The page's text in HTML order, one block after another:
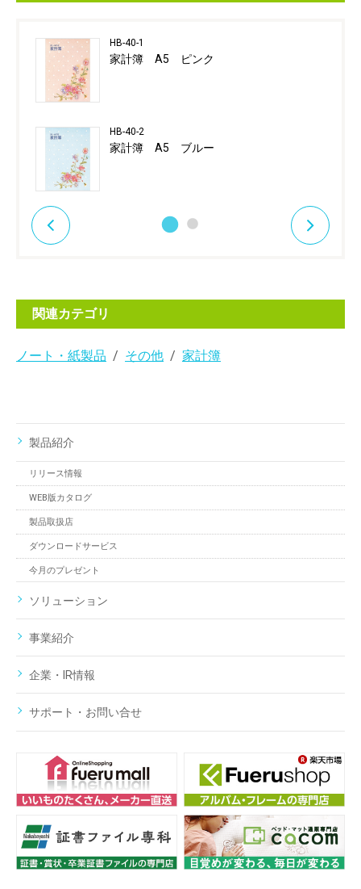
HB-40-1
家計簿 A5 ピンク
HB-40-2
家計簿 A5 ブルー
関連カテゴリ
ノート・紙製品 その他 家計簿
製品紹介
リリース情報
WEB版カタログ
製品取扱店
ダウンロードサービス
今月のプレゼント
ソリューション
事業紹介
企業・IR情報
サポート・お問い合せ